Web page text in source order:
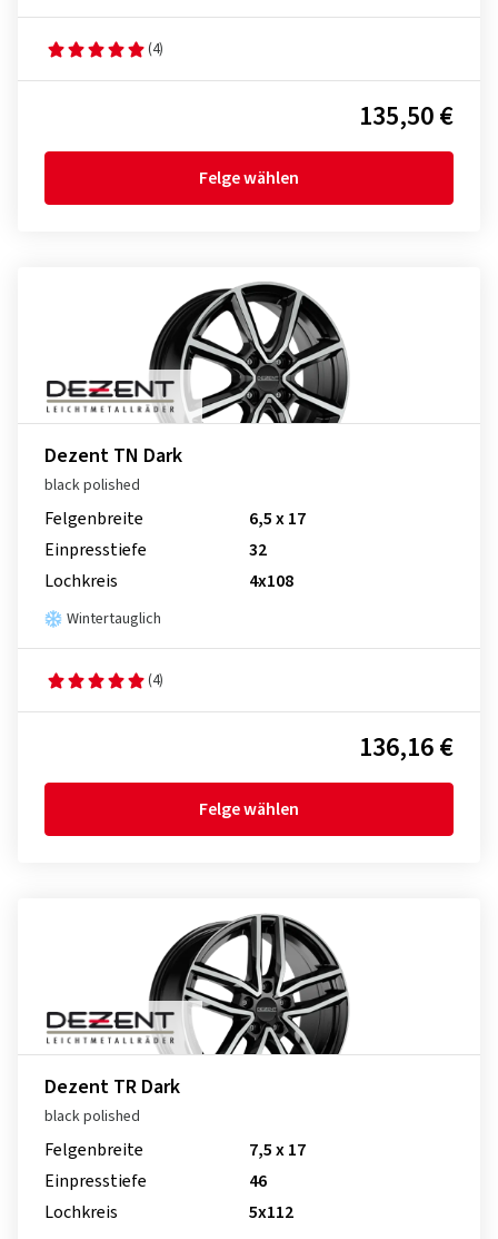
(4)
135,50 €
Felge wählen
Dezent TN Dark
black polished
Felgenbreite
6,5 x 17
Einpresstiefe
32
Lochkreis
4x108
Wintertauglich
(4)
136,16 €
Felge wählen
Dezent TR Dark
black polished
Felgenbreite
7,5 x 17
Einpresstiefe
46
Lochkreis
5x112